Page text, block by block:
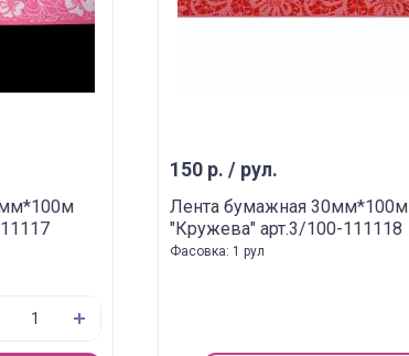
150 р. / рул.
Лента бумажная 30мм*100м
"Кружева" арт.3/100-111118
Фасовка: 1 рул